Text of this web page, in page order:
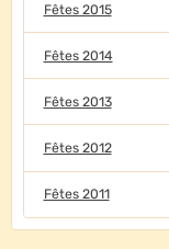
Fêtes 2015
Fêtes 2014
Fêtes 2013
Fêtes 2012
Fêtes 2011